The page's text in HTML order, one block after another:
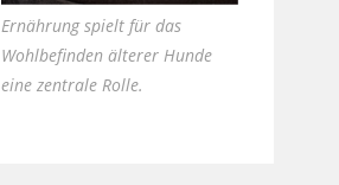
Ernährung spielt für das
Wohlbefinden älterer Hunde
eine zentrale Rolle.